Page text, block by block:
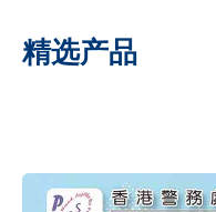
精选产品